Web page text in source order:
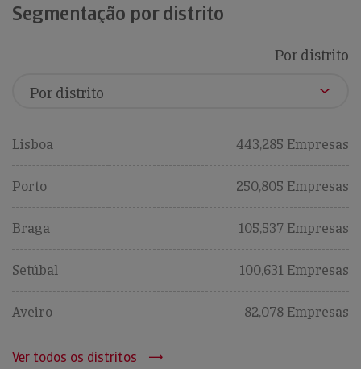
Segmentação por distrito
Por distrito
Lisboa 443,285 Empresas
Porto 250,805 Empresas
Braga 105,537 Empresas
Setúbal 100,631 Empresas
Aveiro 82,078 Empresas
Ver todos os distritos